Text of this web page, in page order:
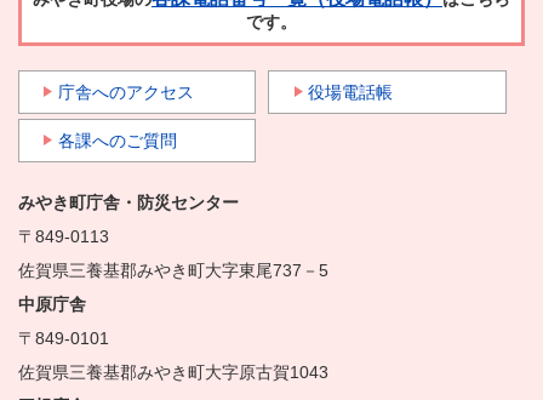
です。
庁舎へのアクセス 役場電話帳
各課へのご質問
みやき町庁舎・防災センター
〒849-0113
佐賀県三養基郡みやき町大字東尾737－5
中原庁舎
〒849-0101
佐賀県三養基郡みやき町大字原古賀1043